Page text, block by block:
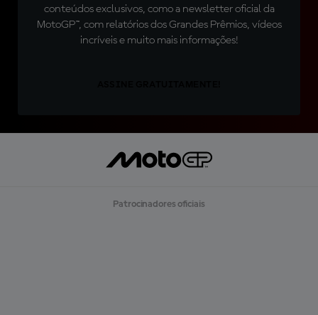
conteúdos exclusivos, como a newsletter oficial da
MotoGP™, com relatórios dos Grandes Prêmios, vídeos
incríveis e muito mais informações!
Patrocinadores oficiais